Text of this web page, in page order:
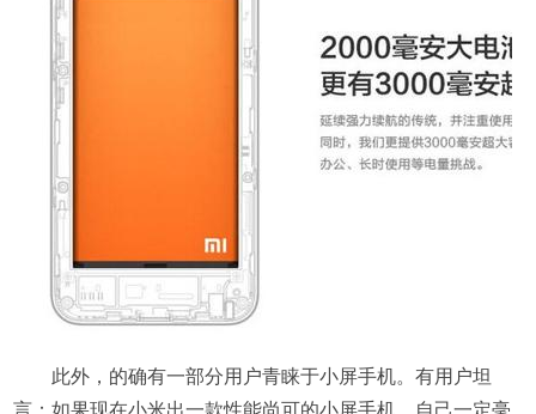
此外，的确有一部分用户青睐于小屏手机。有用户坦